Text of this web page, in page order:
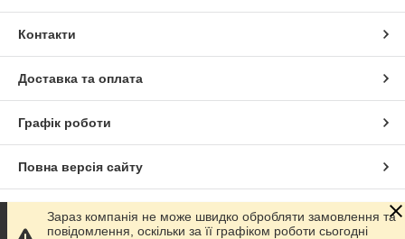
Контакти
Доставка та оплата
Графік роботи
Повна версія сайту
Сайт створено на маркетплейсіProm.ua
Зараз компанія не може швидко обробляти замовлення та
повідомлення, оскільки за її графіком роботи сьогодні